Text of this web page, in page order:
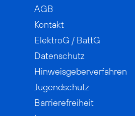
AGB
Kontakt
ElektroG / BattG
Datenschutz
Hinweisgeberverfahren
Jugendschutz
Barrierefreiheit